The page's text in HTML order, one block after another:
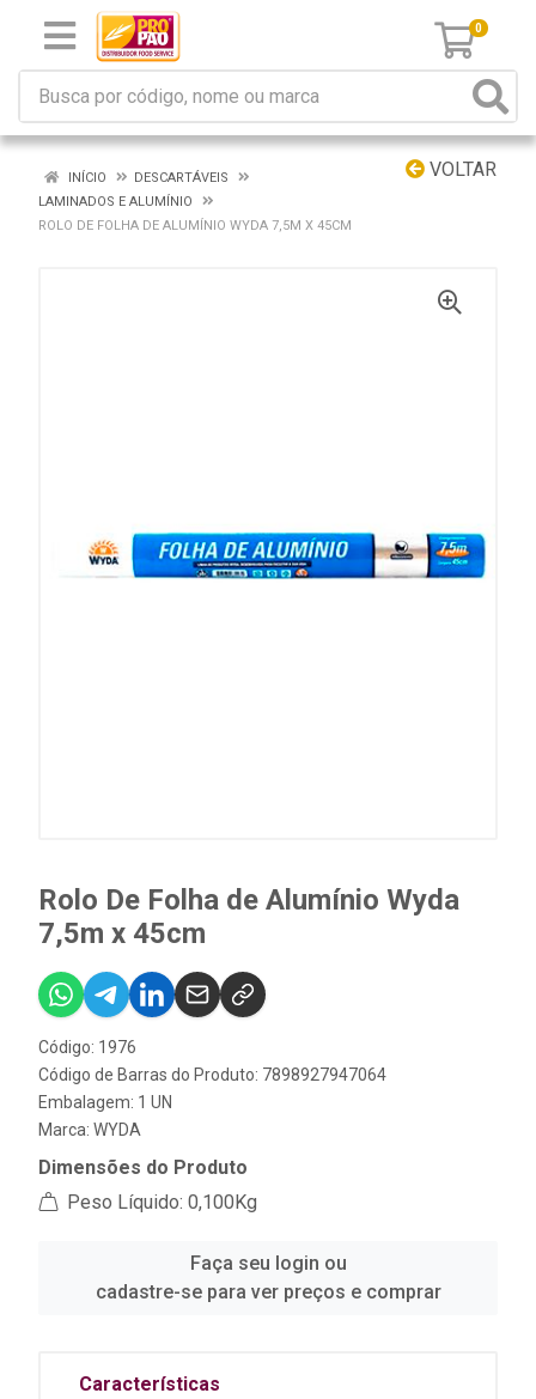
0
VOLTAR
INÍCIO
DESCARTÁVEIS
LAMINADOS E ALUMÍNIO
ROLO DE FOLHA DE ALUMÍNIO WYDA 7,5M X 45CM
Rolo De Folha de Alumínio Wyda
7,5m x 45cm
Código: 1976
Código de Barras do Produto: 7898927947064
Embalagem: 1 UN
Marca: WYDA
Dimensões do Produto
Peso Líquido: 0,100Kg
Faça seu login ou
cadastre-se para ver preços e comprar
Características